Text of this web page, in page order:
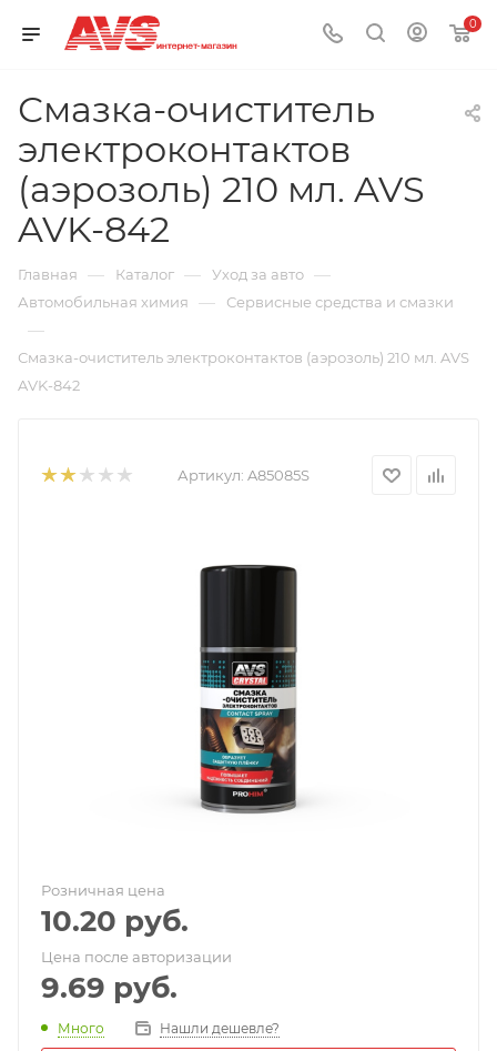
0
Смазка-очиститель
электроконтактов
(аэрозоль) 210 мл. AVS
AVK-842
Главная — Каталог — Уход за авто —
Автомобильная химия — Сервисные средства и смазки
—
Смазка-очиститель электроконтактов (аэрозоль) 210 мл. AVS
AVK-842
Артикул: A85085S
Розничная цена
10.20 руб.
Цена после авторизации
9.69 руб.
Много Нашли дешевле?